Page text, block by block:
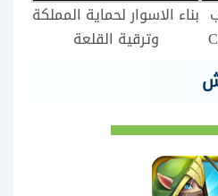
بناء الاسوار لحماية المملكة
وترقية القلعة